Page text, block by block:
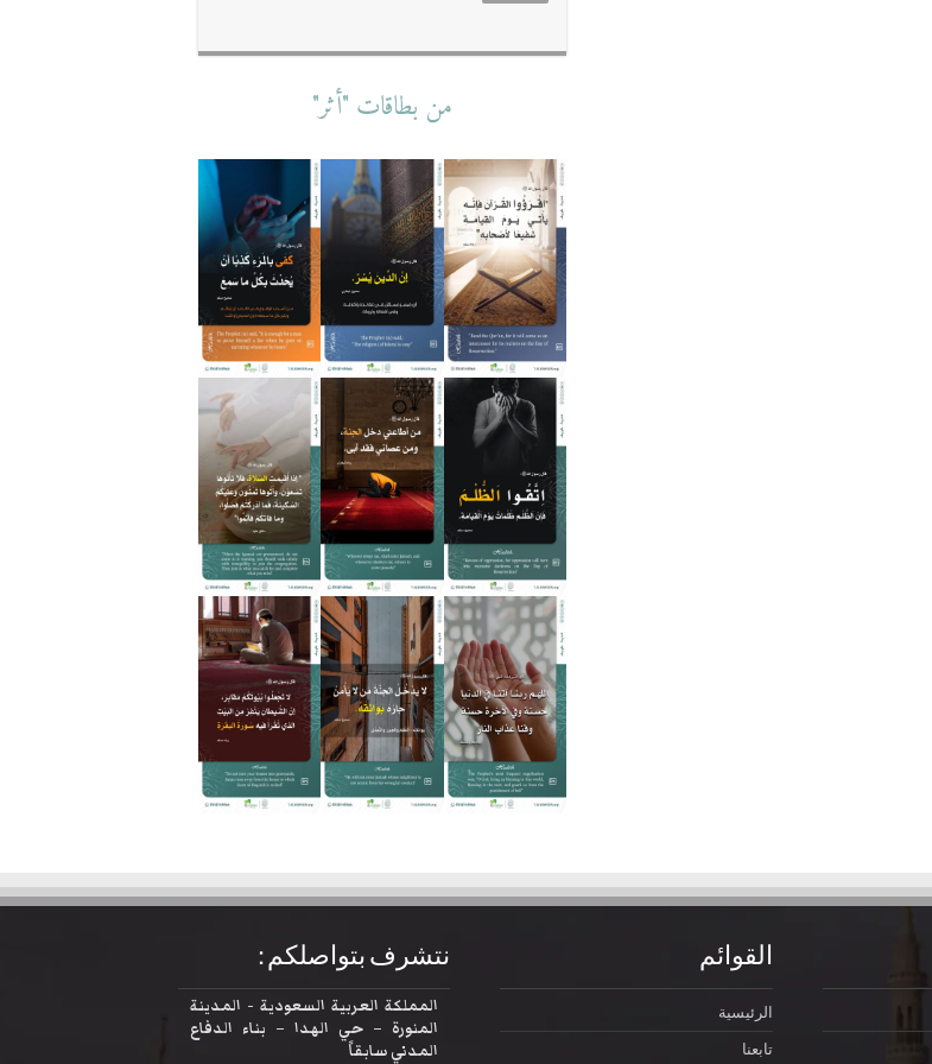
من بطاقات "أثر"
القوائم
الرئيسية
تابعنا
نتشرف بتواصلكم :
المملكة العربية السعودية - المدينة
المنورة – حي الهدا – بناء الدفاع
المدني سابقاً